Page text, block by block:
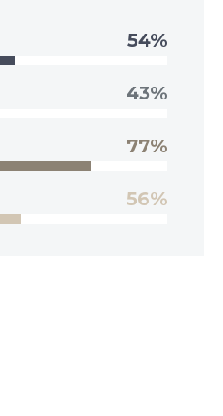
54%
43%
77%
56%